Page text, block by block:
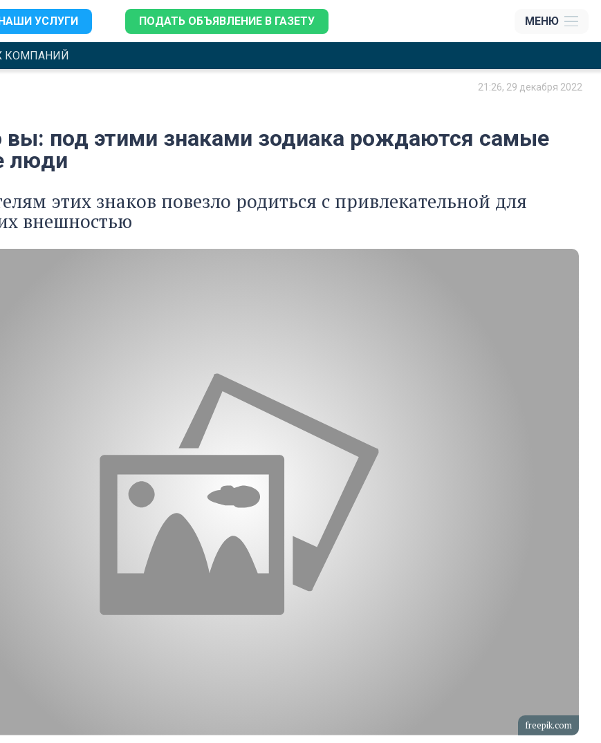
УСЛУГИ ПОДАТЬ ОБЪЯВЛЕНИЕ В ГАЗЕТУ МЕНЮ
КОМПАНИЙ
21:26, 29 декабря 2022
вы: под этими знаками зодиака рождаются самые
люди
этих знаков повезло родиться с привлекательной для
внешностью
freepik.com